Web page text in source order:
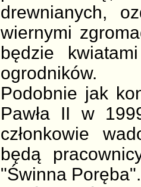
drewnianych,
wiernymi
będzie
ogrodników.
Podobnie jak
Pawła II w
członkowie
będą
"Świnna